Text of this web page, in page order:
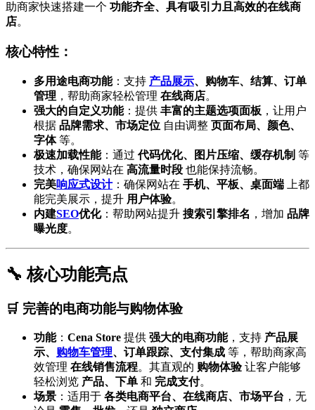
助商家快速搭建一个 功能齐全、具有吸引力且高效的在线商
店。
核心特性：
多用途电商功能：支持 产品展示、购物车、结算、订单
管理 ，帮助商家轻松管理 在线商店。
强大的自定义功能：提供 丰富的主题选项面板 ，让用户
根据 品牌需求、市场定位 自由调整 页面布局、颜色、
字体等。
极速加载性能：通过代码优化、图片压缩、缓存机制 等
技术，确保网站在 高流量时段 也能保持流畅。
完美响应式设计：确保网站在 手机、平板、桌面端 上都
能完美展示，提升 用户体验。
内建SEO优化：帮助网站提升 搜索引擎排名 ，增加 品牌
曝光度。
🔧 核心功能亮点
🛒 完善的电商功能与购物体验
功能： Cena Store 提供 强大的电商功能，支持 产品展
示、 购物车管理、订单跟踪、支付集成 等，帮助商家高
效管理 在线销售流程。其直观的 购物体验让客户能够
轻松浏览 产品、下单 和 完成支付。
场景 ：适用于 各类电商平台、在线商店、市场平台 ，无